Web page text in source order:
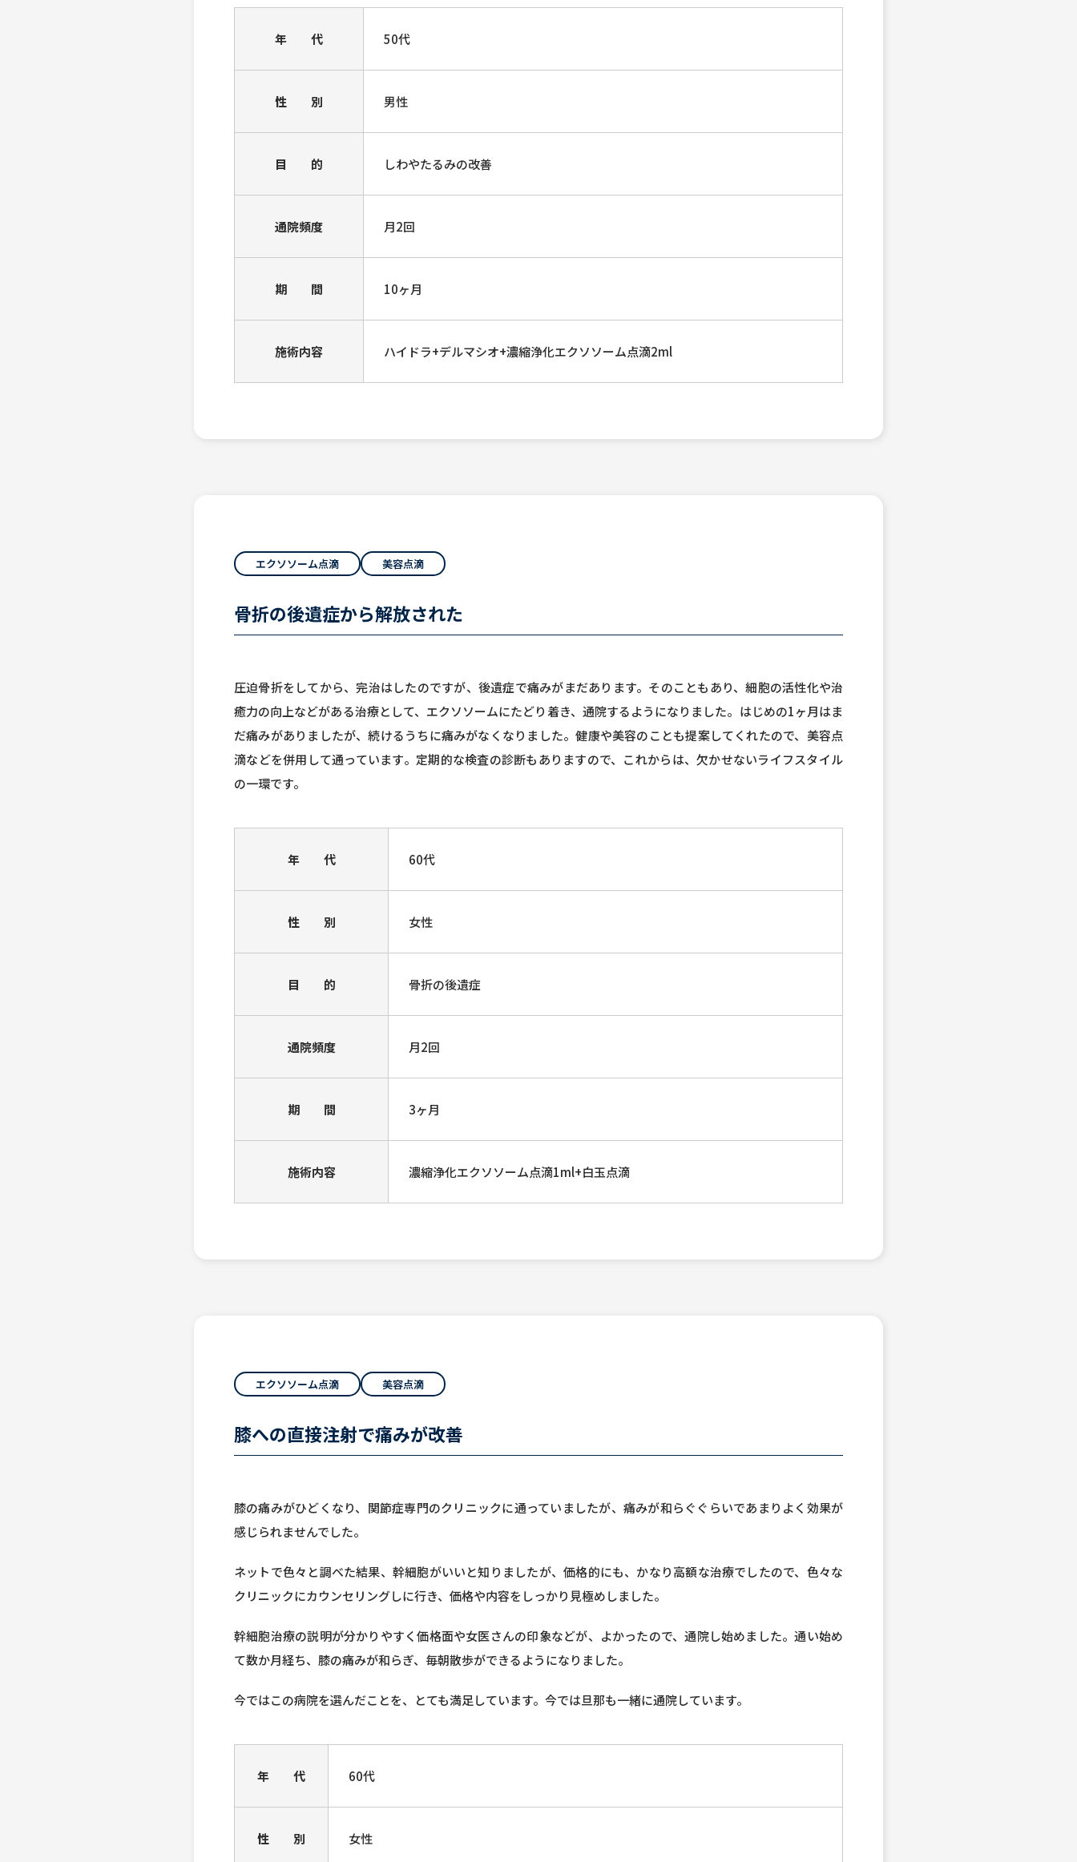
年 代 50代
性 別 男性
目 的 しわやたるみの改善
通院頻度 月2回
期 間 10ヶ月
施術内容 ハイドラ+デルマシオ+濃縮浄化エクソソーム点滴2ml
エクソソーム点滴 美容点滴
骨折の後遺症から解放された
圧迫骨折をしてから、完治はしたのですが、後遺症で痛みがまだあります。そのこともあり、細胞の活性化や治
癒力の向上などがある治療として、エクソソームにたどり着き、通院するようになりました。はじめの1ヶ月はま
だ痛みがありましたが、続けるうちに痛みがなくなりました。健康や美容のことも提案してくれたので、美容点
滴などを併用して通っています。定期的な検査の診断もありますので、これからは、欠かせないライフスタイル
の一環です。
年 代 60代
性 別 女性
目 的 骨折の後遺症
通院頻度 月2回
期 間 3ヶ月
施術内容 濃縮浄化エクソソーム点滴1ml+白玉点滴
エクソソーム点滴 美容点滴
膝への直接注射で痛みが改善
膝の痛みがひどくなり、関節症専門のクリニックに通っていましたが、痛みが和らぐぐらいであまりよく効果が
感じられませんでした。
ネットで色々と調べた結果、幹細胞がいいと知りましたが、価格的にも、かなり高額な治療でしたので、色々な
クリニックにカウンセリングしに行き、価格や内容をしっかり見極めしました。
幹細胞治療の説明が分かりやすく価格面や女医さんの印象などが、よかったので、通院し始めました。通い始め
て数か月経ち、膝の痛みが和らぎ、毎朝散歩ができるようになりました。
今ではこの病院を選んだことを、とても満足しています。今では旦那も一緒に通院しています。
年 代 60代
性 別 女性